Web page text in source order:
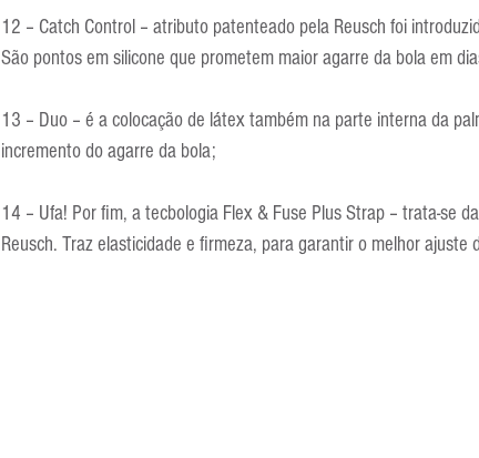
12 – Catch Control – atributo patenteado pela Reusch foi
São pontos em silicone que prometem maior agarre da bola em
13 – Duo – é a colocação de látex também na parte interna da
incremento do agarre da bola;
14 – Ufa! Por fim, a tecbologia Flex & Fuse Plus Strap – trata-se
Reusch. Traz elasticidade e firmeza, para garantir o melhor ajuste